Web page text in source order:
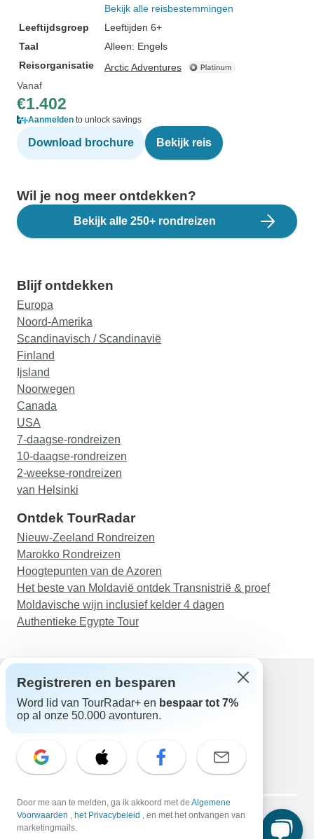
Bekijk alle reisbestemmingen
Leeftijdsgroep
Leeftijden 6+
Taal
Alleen: Engels
Reisorganisatie
Arctic Adventures
Vanaf
€1.402
Aanmelden to unlock savings
Download brochure Bekijk reis
Wil je nog meer ontdekken?
Bekijk alle 250+ rondreizen
Blijf ontdekken
Europa
Noord-Amerika
Scandinavisch / Scandinavië
Finland
Ijsland
Noorwegen
Canada
USA
7-daagse-rondreizen
10-daagse-rondreizen
2-weekse-rondreizen
van Helsinki
Ontdek TourRadar
Nieuw-Zeeland Rondreizen
Marokko Rondreizen
Hoogtepunten van de Azoren
Het beste van Moldavië ontdek Transnistrië & proef
Moldavische wijn inclusief kelder 4 dagen
Authentieke Egypte Tour
Hulp
Neem contact met ons op
E-mail: support@tourradar.com
Taal selecteren
Copyright © TourRadar. Alle rechten voorbehouden.
Juridische kennisgeving Privacybeleid
Cookies
Registreren en besparen
Word lid van TourRadar+ en bespaar tot 7%
op al onze 50.000 avonturen.
Door me aan te melden, ga ik akkoord met de Algemene
Voorwaarden , het Privacybeleid , en met het ontvangen van
marketingmails.